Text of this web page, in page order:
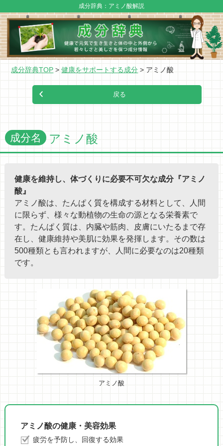
成分辞典：アミノ酸解説
成分辞典TOP 健康をサポートする成分 アミノ酸
成分名 アミノ酸
健康を維持し、体づくりに必要不可欠な成分『アミノ
酸』
アミノ酸は、たんぱく質を構成する材料として、人間
に限らず、様々な動植物の生命の源となる栄養素で
す。たんぱく質は、内臓や筋肉、皮膚にいたるまで存
在し、健康維持や美肌に効果を発揮します。その数は
500種類とも言われますが、人間に必要なのは20種類
です。
アミノ酸
アミノ酸の健康・美容効果
疲労を予防し、回復する効果